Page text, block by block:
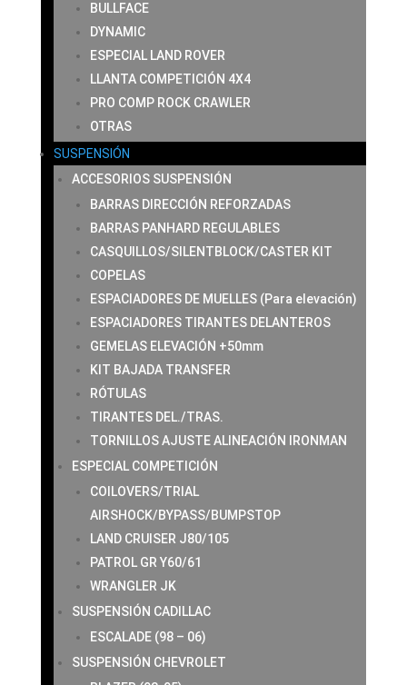
BULLFACE
DYNAMIC
ESPECIAL LAND ROVER
LLANTA COMPETICIÓN 4X4
PRO COMP ROCK CRAWLER
OTRAS
SUSPENSIÓN
ACCESORIOS SUSPENSIÓN
BARRAS DIRECCIÓN REFORZADAS
BARRAS PANHARD REGULABLES
CASQUILLOS/SILENTBLOCK/CASTER KIT
COPELAS
ESPACIADORES DE MUELLES (Para elevación)
ESPACIADORES TIRANTES DELANTEROS
GEMELAS ELEVACIÓN +50mm
KIT BAJADA TRANSFER
RÓTULAS
TIRANTES DEL./TRAS.
TORNILLOS AJUSTE ALINEACIÓN IRONMAN
ESPECIAL COMPETICIÓN
COILOVERS/TRIAL
AIRSHOCK/BYPASS/BUMPSTOP
LAND CRUISER J80/105
PATROL GR Y60/61
WRANGLER JK
SUSPENSIÓN CADILLAC
ESCALADE (98 – 06)
SUSPENSIÓN CHEVROLET